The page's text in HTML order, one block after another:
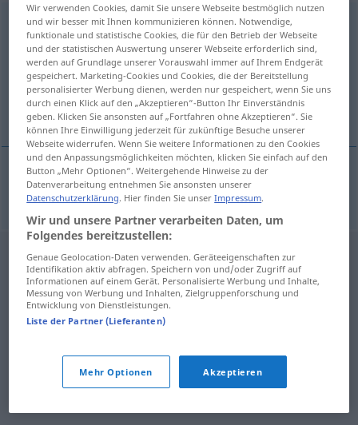
scopiv/t
Übersicht aller Übersetzungen
(Für mehr Details die Übersetzung anklicken/antippen)
kastrieren
kastrieren scopi
Wir verwenden Cookies, damit Sie unsere Webseite bestmöglich nutzen
und wir besser mit Ihnen kommunizieren können. Notwendige,
funktionale und statistische Cookies, die für den Betrieb der Webseite
und der statistischen Auswertung unserer Webseite erforderlich sind,
werden auf Grundlage unserer Vorauswahl immer auf Ihrem Endgerät
gespeichert. Marketing-Cookies und Cookies, die der Bereitstellung
personalisierter Werbung dienen, werden nur gespeichert, wenn Sie uns
durch einen Klick auf den „Akzeptieren“-Button Ihr Einverständnis
geben. Klicken Sie ansonsten auf „Fortfahren ohne Akzeptieren“. Sie
können Ihre Einwilligung jederzeit für zukünftige Besuche unserer
Webseite widerrufen. Wenn Sie weitere Informationen zu den Cookies
und den Anpassungsmöglichkeiten möchten, klicken Sie einfach auf den
Button „Mehr Optionen“. Weitergehende Hinweise zu der
Datenverarbeitung entnehmen Sie ansonsten unserer
Datenschutzerklärung. Hier finden Sie unserImpressum.
Wir und unsere Partner verarbeiten Daten, um
Folgendes bereitzustellen:
Genaue Geolocation-Daten verwenden. Geräteeigenschaften zur
Identifikation aktiv abfragen. Speichern von und/oder Zugriff auf
Informationen auf einem Gerät. Personalisierte Werbung und Inhalte,
Messung von Werbung und Inhalten, Zielgruppenforschung und
Entwicklung von Dienstleistungen.
Liste der Partner (Lieferanten)
Mehr Optionen Akzeptieren